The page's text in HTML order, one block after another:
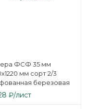
ФСФ 35 мм
мм сорт 2/3
березовая
₽/лист